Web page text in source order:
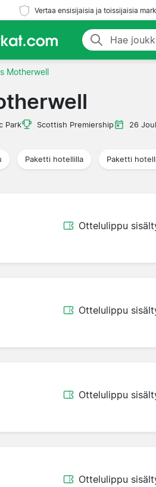
Vertaa ensisijaisia ja toissijaisia
Motherwell
Park Scottish Premiership 26
Paketti hotellilla Paketti
Ottelulippu
Ottelulippu
Ottelulippu
Ottelulippu